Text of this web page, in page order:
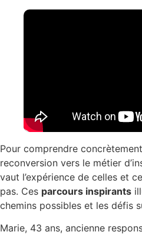
Pour comprendre
reconversion vers le métier
vaut l’expérience de celles et
pas. Ces parcours inspirants
chemins possibles et les défis
Marie, 43 ans, ancienne